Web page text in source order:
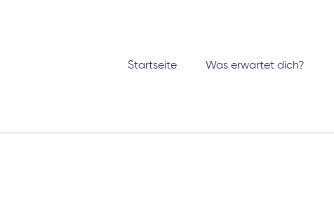
Startseite Was erwartet dich?